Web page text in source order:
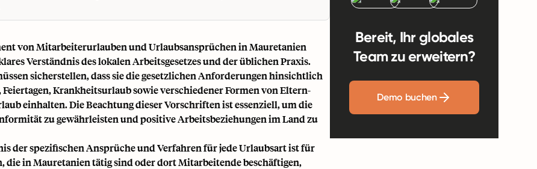
von Mitarbeiterurlauben und Urlaubsansprüchen in Mauretanien
Verständnis des lokalen Arbeitsgesetzes und der üblichen Praxis.
sicherstellen, dass sie die gesetzlichen Anforderungen hinsichtlich
Krankheitsurlaub sowie verschiedener Formen von Eltern-
einhalten. Die Beachtung dieser Vorschriften ist essenziell, um die
zu gewährleisten und positive Arbeitsbeziehungen im Land zu
der spezifischen Ansprüche und Verfahren für jede Urlaubsart ist für
die in Mauretanien tätig sind oder dort Mitarbeitende beschäftigen,
Bereit, Ihr globales
Team zu erweitern?
Demo buchen